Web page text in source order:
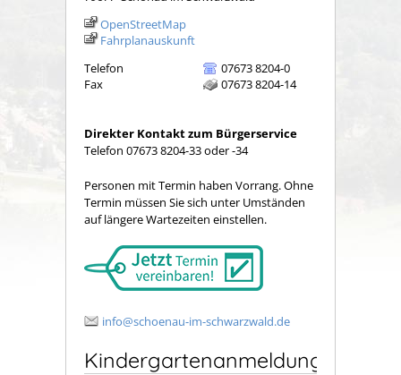
OpenStreetMap
Fahrplanauskunft
Telefon
07673 8204-0
Fax
07673 8204-14
Direkter Kontakt zum Bürgerservice
Telefon 07673 8204-33 oder -34
Personen mit Termin haben Vorrang. Ohne
Termin müssen Sie sich unter Umständen
auf längere Wartezeiten einstellen.
info@schoenau-im-schwarzwald.de
Kindergartenanmeldung